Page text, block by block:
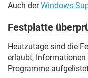
Auch derWindows-
Festplatte
Heutzutage sind die
erlaubt,
Programme